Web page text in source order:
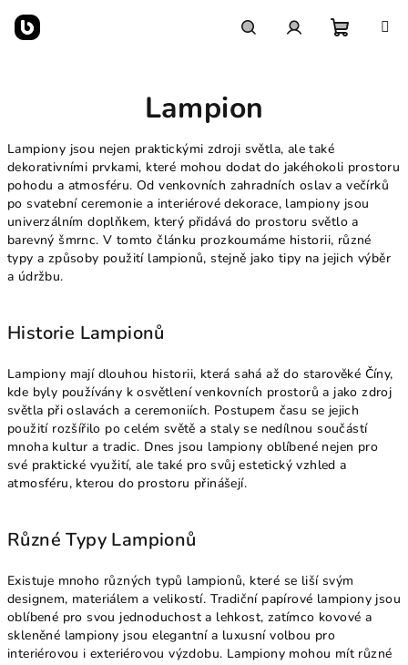
obsah
Lampion
Lampiony jsou nejen praktickými zdroji světla, ale také
dekorativními prvkami, které mohou dodat do jakéhokoli prostoru
pohodu a atmosféru. Od venkovních zahradních oslav a večírků
po svatební ceremonie a interiérové dekorace, lampiony jsou
univerzálním doplňkem, který přidává do prostoru světlo a
barevný šmrnc. V tomto článku prozkoumáme historii, různé
typy a způsoby použití lampionů, stejně jako tipy na jejich výběr
a údržbu.
Historie Lampionů
Lampiony mají dlouhou historii, která sahá až do starověké Číny,
kde byly používány k osvětlení venkovních prostorů a jako zdroj
světla při oslavách a ceremoniích. Postupem času se jejich
použití rozšířilo po celém světě a staly se nedílnou součástí
mnoha kultur a tradic. Dnes jsou lampiony oblíbené nejen pro
své praktické využití, ale také pro svůj estetický vzhled a
atmosféru, kterou do prostoru přinášejí.
Různé Typy Lampionů
Existuje mnoho různých typů lampionů, které se liší svým
designem, materiálem a velikostí. Tradiční papírové lampiony jsou
oblíbené pro svou jednoduchost a lehkost, zatímco kovové a
skleněné lampiony jsou elegantní a luxusní volbou pro
interiérovou i exteriérovou výzdobu. Lampiony mohou mít různé